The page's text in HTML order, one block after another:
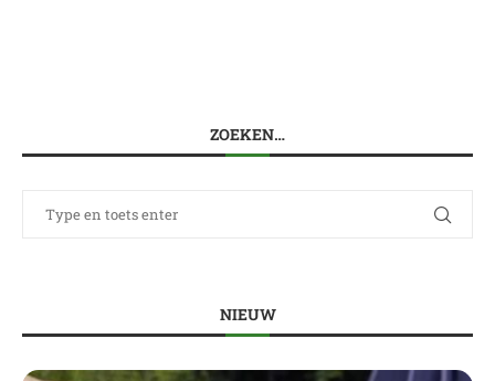
ZOEKEN…
NIEUW